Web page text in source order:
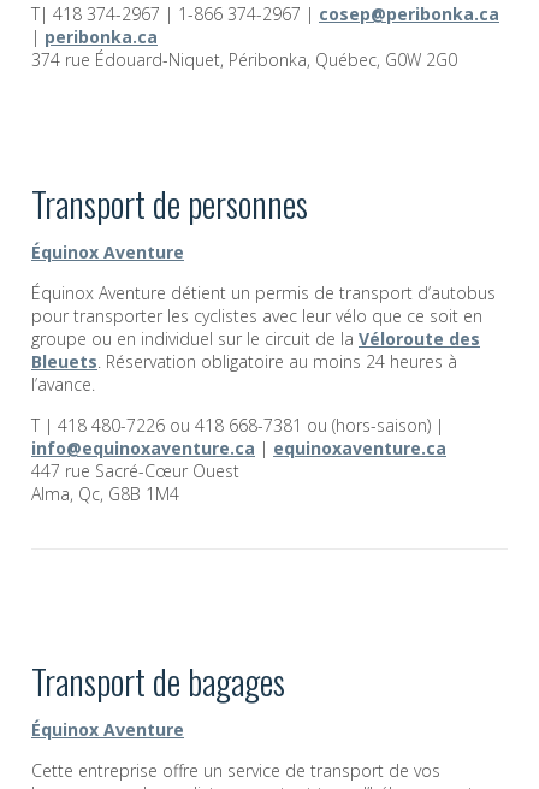
T| 418 374-2967 | 1-866 374-2967 | cosep@peribonka.ca
| peribonka.ca
374 rue Édouard-Niquet, Péribonka, Québec, G0W 2G0
Transport de personnes
Équinox Aventure
Équinox Aventure détient un permis de transport d’autobus
pour transporter les cyclistes avec leur vélo que ce soit en
groupe ou en individuel sur le circuit de la Véloroute des
Bleuets. Réservation obligatoire au moins 24 heures à
l’avance.
T | 418 480-7226 ou 418 668-7381 ou (hors-saison) |
info@equinoxaventure.ca | equinoxaventure.ca
447 rue Sacré-Cœur Ouest
Alma, Qc, G8B 1M4
Transport de bagages
Équinox Aventure
Cette entreprise offre un service de transport de vos